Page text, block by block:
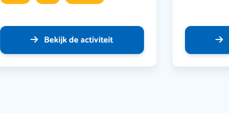
Bekijk de activiteit